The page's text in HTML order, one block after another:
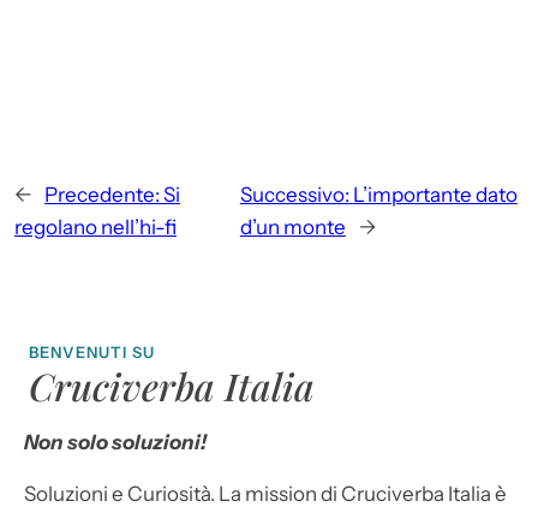
← Precedente: Si
regolano nell’hi-fi
Successivo: L’importante dato
d’un monte
→
BENVENUTI SU
Cruciverba Italia
Non solo soluzioni!
Soluzioni e Curiosità. La mission di Cruciverba Italia è